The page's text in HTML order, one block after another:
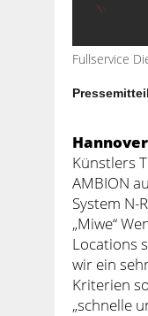
Fullservice
Künstlers
AMBION
System N-
„Miwe“
Locations
wir ein
Kriterien
„schnelle